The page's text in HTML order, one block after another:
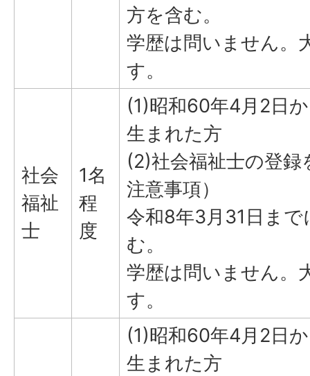
方を含む。
学歴は問いません。
す。
社会
福祉
士
1名
程
度
(1)昭和60年4月2日
生まれた方
(2)社会福祉士の登録
注意事項）
令和8年3月31日ま
む。
学歴は問いません。
す。
(1)昭和60年4月2日
生まれた方